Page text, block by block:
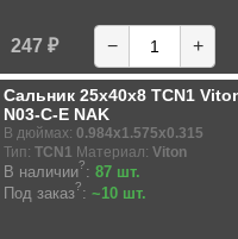
247 ₽ − +
Сальник 25x40x8 TCN1
N03-C-E NAK
В дюймах: 0.984x1.575x0.315
Тип: TCN1 Материал: Viton
В наличии?: 87 шт.
Под заказ?: ~10 шт.